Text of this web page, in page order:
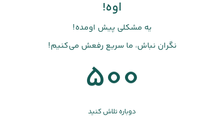
اوه!
یه مشکلی پیش اومده!
نگران نباش، ما سریع رفعش می‌کنیم!
500
دوباره تلاش کنید